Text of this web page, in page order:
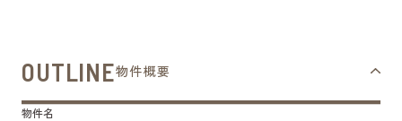
OUTLINE物件概要
物件名